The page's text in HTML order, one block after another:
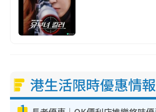
港生活限時優惠情報
1